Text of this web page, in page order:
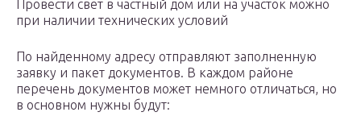
Провести свет в частный дом или на участок можно
при наличии технических условий
По найденному адресу отправляют заполненную
заявку и пакет документов. В каждом районе
перечень документов может немного отличаться, но
в основном нужны будут: